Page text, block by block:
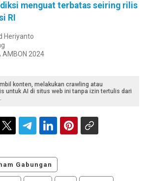
menguat terbatas seiring rilis
RI
Heriyanto
2024
konten, melakukan crawling atau
untuk AI di situs web ini tanpa izin tertulis dari
Gabungan